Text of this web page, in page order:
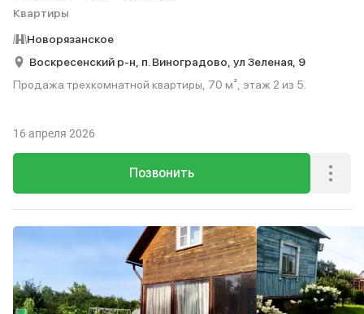
Квартиры
Новорязанское
Воскресенский р-н, п. Виноградово, ул Зеленая, 9
Продажа трехкомнатной квартиры, 70 м², этаж 2 из 5.
Позвонить
16 апреля 2026